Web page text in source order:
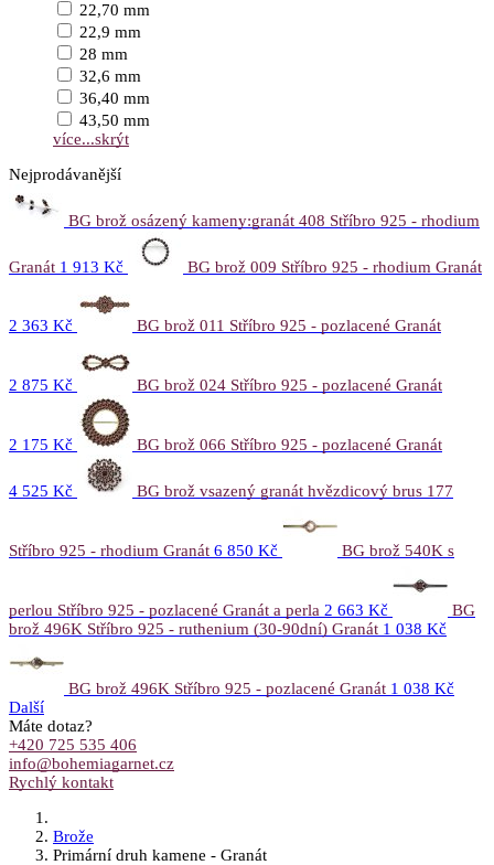
22,70 mm
22,9 mm
28 mm
32,6 mm
36,40 mm
43,50 mm
více...skrýt
Nejprodávanější
BG brož osázený kameny:granát 408 Stříbro 925 - rhodium
Granát 1 913 Kč BG brož 009 Stříbro 925 - rhodium Granát
2 363 Kč BG brož 011 Stříbro 925 - pozlacené Granát
2 875 Kč BG brož 024 Stříbro 925 - pozlacené Granát
2 175 Kč BG brož 066 Stříbro 925 - pozlacené Granát
4 525 Kč BG brož vsazený granát hvězdicový brus 177
Stříbro 925 - rhodium Granát 6 850 Kč BG brož 540K s
perlou Stříbro 925 - pozlacené Granát a perla 2 663 Kč
BG
brož 496K Stříbro 925 - ruthenium (30-90dní) Granát 1 038 Kč
BG brož 496K Stříbro 925 - pozlacené Granát 1 038 Kč
Další
Máte dotaz?
+420 725 535 406
info@bohemiagarnet.cz
Rychlý kontakt
Brože
Primární druh kamene - Granát